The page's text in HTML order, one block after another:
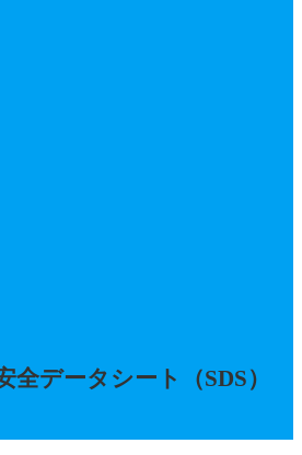
データシート（SDS）